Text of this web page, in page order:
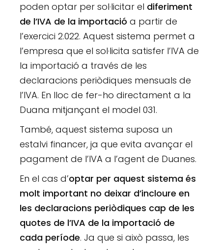
poden optar per sol·licitar el diferiment
de l’IVA de la importació a partir de
l’exercici 2.022. Aquest sistema permet a
l’empresa que el sol·licita satisfer l’IVA de
la importació a través de les
declaracions periòdiques mensuals de
l’IVA. En lloc de fer-ho directament a la
Duana mitjançant el model 031.
També, aquest sistema suposa un
estalvi financer, ja que evita avançar el
pagament de l’IVA a l’agent de Duanes.
En el cas d’optar per aquest sistema és
molt important no deixar d’incloure en
les declaracions periòdiques cap de les
quotes de l’IVA de la importació de
cada període. Ja que si això passa, les